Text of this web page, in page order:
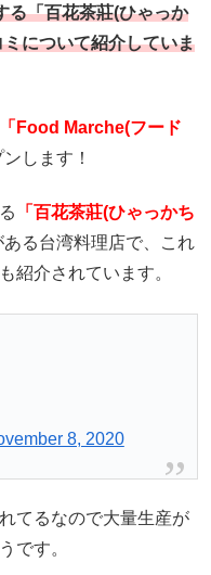
る「百花茶莊(ひゃっか
について紹介していま
「Food Marche(フード
します！
「百花茶莊(ひゃっかち
る台湾料理店で、これ
紹介されています。
8, 2020
てるなので大量生産が
です。